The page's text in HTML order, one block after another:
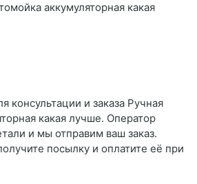
аккумуляторная какая
консультации и заказа Ручная
какая лучше. Оператор
и мы отправим ваш заказ.
посылку и оплатите её при